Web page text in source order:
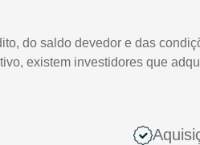
do saldo devedor e das
existem investidores que